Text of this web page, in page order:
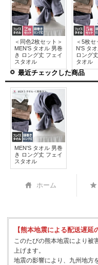
＜同色2枚セット＞
MEN'S タオル 男巻
き ロング丈 フェイ
スタオル
＜5枚セ
N'S タ
ロング
タオル
最近チェックした商品
MEN'S タオル 男巻
き ロング丈 フェイ
スタオル
ホーム
【熊本地震による配送遅延
このたびの熊本地震により被
上げます。
地震の影響により、九州地方